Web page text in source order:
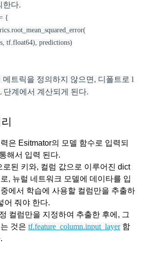
한다.
{
predictions)
메트릭을 정의하지 않으면, 디폴트로 l
단계에서 계산되게 된다.
은 Esitmator의 모델 함수로 입력되
해서 입력 된다.
된 키와, 컬럼 값으로 이루어진 dict
, 뉴럴 네트워크 모델에 데이타를 입
에서 학습에 사용할 컬럼만을 추출하
어 줘야 한다.
컬럼만을 지정하여 추출한 후에, 그
것은 tf.feature_column.input_layer 함